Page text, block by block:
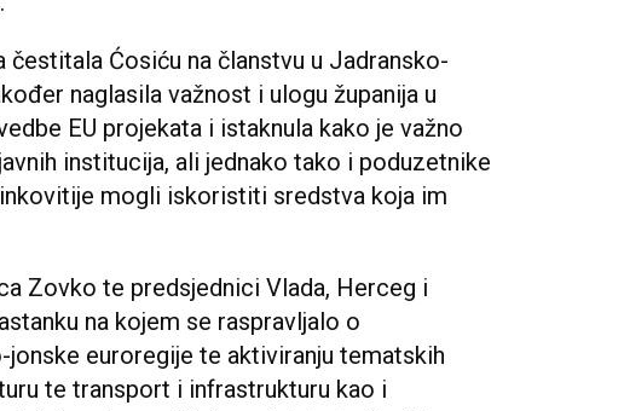
Ćosiću na članstvu u Jadransko-
naglasila važnost i ulogu županija u
EU projekata i istaknula kako je važno
institucija, ali jednako tako i poduzetnike
mogli iskoristiti sredstva koja im
Zovko te predsjednici Vlada, Herceg i
na kojem se raspravljalo o
euroregije te aktiviranju tematskih
te transport i infrastrukturu kao i